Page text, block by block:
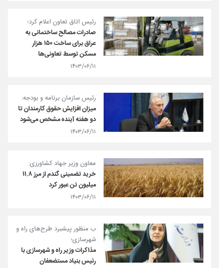
رئیس اتاق تعاون اعلام کرد؛
صادرات مصالح ساختمانی به
عراق برای ساخت ۱۵۰ هزار
مسکن توسط تعاونی‌ها
۱۴۰۳/۰۶/۱۱
رئیس سازمان برنامه و بودجه:
میزان افزایش حقوق کارمندان تا
دو هفته آینده مشخص می‌شود
۱۴۰۳/۰۶/۱۱
معاون وزیر جهاد کشاورزی:
خرید تضمینی گندم از مرز ۱۱.۸
میلیون تن عبور کرد
۱۴۰۳/۰۶/۱۱
ب منظور پیشبرد طرح‌های راه و
شهرسازی؛
مذاکرات وزیر راه و شهرسازی با
رئیس بنیاد مستضعفان